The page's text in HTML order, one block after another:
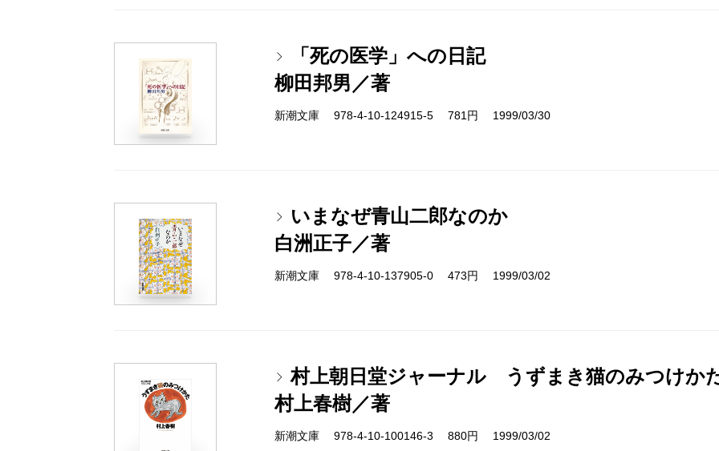
「死の医学」への日記
柳田邦男／著
新潮文庫 978-4-10-124915-5 781円 1999/03/30
いまなぜ青山二郎なのか
白洲正子／著
新潮文庫 978-4-10-137905-0 473円 1999/03/02
村上朝日堂ジャーナル うずまき猫のみつけか
村上春樹／著
新潮文庫 978-4-10-100146-3 880円 1999/03/02